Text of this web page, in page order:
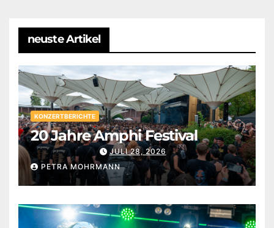
neuste Artikel
KONZERTBERICHTE
20 Jahre Amphi Festival
JULI 28, 2026
PETRA MOHRMANN